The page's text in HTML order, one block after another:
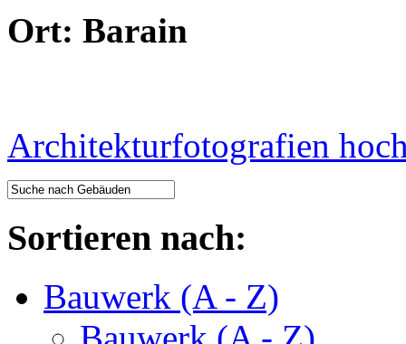
Ort: Barain
Architekturfotografien
Sortieren nach:
Bauwerk (A - Z)